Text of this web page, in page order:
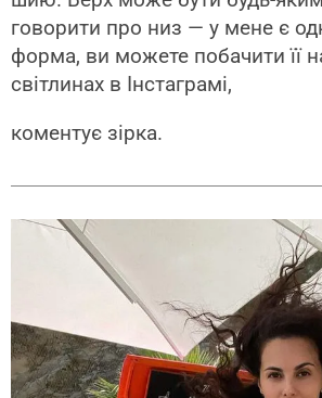
говорити про низ — у мене є
форма, ви можете побачити її
світлинах в Інстаграмі,
коментує зірка.